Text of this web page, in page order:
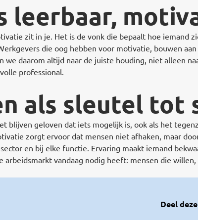
leerbaar,
zit in je. Het is de vonk die bepaalt hoe iemand
die oog hebben voor motivatie, bouwen
we daarom altijd naar de juiste houding, niet alleen
professional.
als sleutel tot
blijven geloven dat iets mogelijk is, ook als het
zorgt ervoor dat mensen niet afhaken, maar
en bij elke functie. Ervaring maakt iemand
arbeidsmarkt vandaag nodig heeft: mensen die
Deel